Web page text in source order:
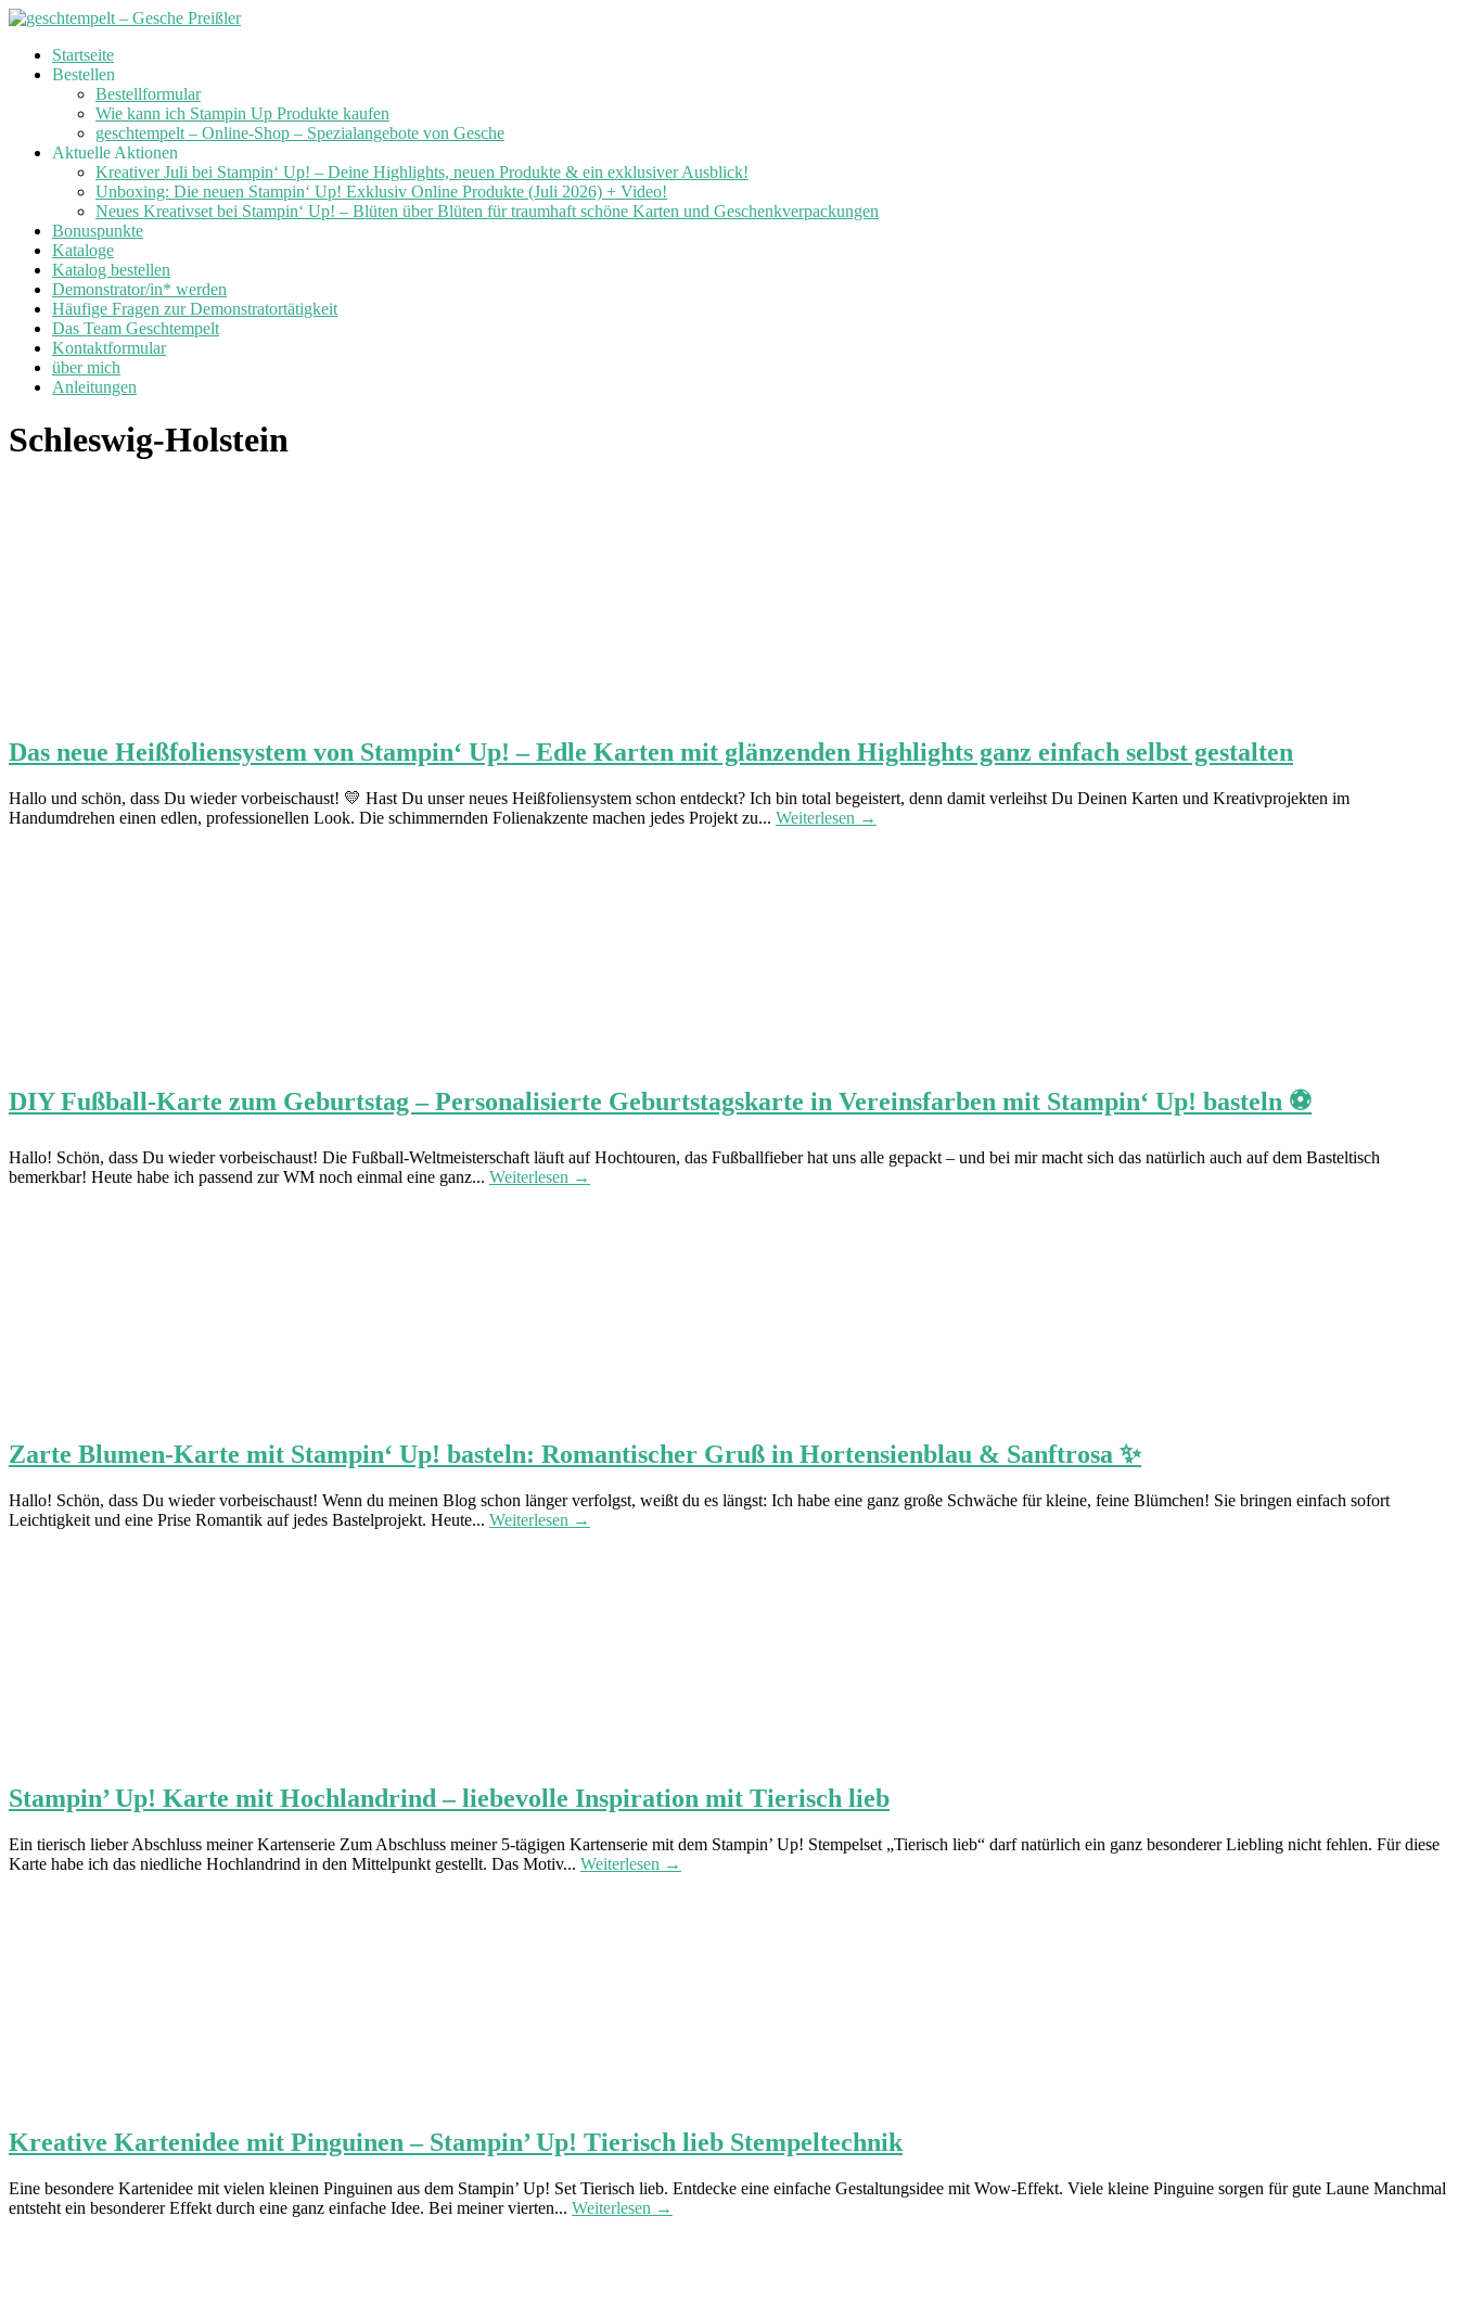
Skip
Startseite
Bestellen
Bestellformular
Wie kann ich Stampin Up Produkte kaufen
geschtempelt – Online-Shop – Spezialangebote von Gesche
Aktuelle Aktionen
Kreativer Juli bei Stampin‘ Up! – Deine Highlights, neuen Produkte & ein exklusiver Ausblick!
Unboxing: Die neuen Stampin‘ Up! Exklusiv Online Produkte (Juli 2026) + Video!
Neues Kreativset bei Stampin‘ Up! – Blüten über Blüten für traumhaft schöne Karten und Geschenkverpackungen
Bonuspunkte
Kataloge
Katalog bestellen
Demonstrator/in* werden
Häufige Fragen zur Demonstratortätigkeit
Das Team Geschtempelt
Kontaktformular
über mich
Anleitungen
Schleswig-Holstein
Das neue Heißfoliensystem von Stampin‘ Up! – Edle Karten mit glänzenden Highlights ganz einfach selbst gestalten
Hallo und schön, dass Du wieder vorbeischaust! 💛 Hast Du unser neues Heißfoliensystem schon entdeckt? Ich bin total begeistert, denn damit verleihst Du Deinen Karten und Kreativprojekten im
Handumdrehen einen edlen, professionellen Look. Die schimmernden Folienakzente machen jedes Projekt zu... Weiterlesen →
DIY Fußball-Karte zum Geburtstag – Personalisierte Geburtstagskarte in Vereinsfarben mit Stampin‘ Up! basteln ⚽️
Hallo! Schön, dass Du wieder vorbeischaust! Die Fußball-Weltmeisterschaft läuft auf Hochtouren, das Fußballfieber hat uns alle gepackt – und bei mir macht sich das natürlich auch auf dem Basteltisch
bemerkbar! Heute habe ich passend zur WM noch einmal eine ganz... Weiterlesen →
Zarte Blumen-Karte mit Stampin‘ Up! basteln: Romantischer Gruß in Hortensienblau & Sanftrosa ✨
Hallo! Schön, dass Du wieder vorbeischaust! Wenn du meinen Blog schon länger verfolgst, weißt du es längst: Ich habe eine ganz große Schwäche für kleine, feine Blümchen! Sie bringen einfach sofort
Leichtigkeit und eine Prise Romantik auf jedes Bastelprojekt. Heute... Weiterlesen →
Stampin’ Up! Karte mit Hochlandrind – liebevolle Inspiration mit Tierisch lieb
Ein tierisch lieber Abschluss meiner Kartenserie Zum Abschluss meiner 5-tägigen Kartenserie mit dem Stampin’ Up! Stempelset „Tierisch lieb“ darf natürlich ein ganz besonderer Liebling nicht fehlen. Für diese
Karte habe ich das niedliche Hochlandrind in den Mittelpunkt gestellt. Das Motiv... Weiterlesen →
Kreative Kartenidee mit Pinguinen – Stampin’ Up! Tierisch lieb Stempeltechnik
Eine besondere Kartenidee mit vielen kleinen Pinguinen aus dem Stampin’ Up! Set Tierisch lieb. Entdecke eine einfache Gestaltungsidee mit Wow-Effekt. Viele kleine Pinguine sorgen für gute Laune Manchmal
entsteht ein besonderer Effekt durch eine ganz einfache Idee. Bei meiner vierten... Weiterlesen →